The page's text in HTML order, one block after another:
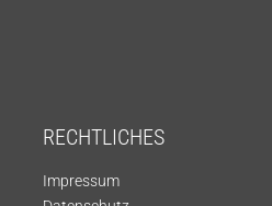
RECHTLICHES
Impressum